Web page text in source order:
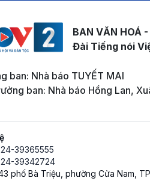
BAN VĂN HOÁ
Đài Tiếng nói
ban: Nhà báo TUYẾT MAI
ban: Nhà báo Hồng Lan,
39365555
39342724
phố Bà Triệu, phường Cửa Nam,